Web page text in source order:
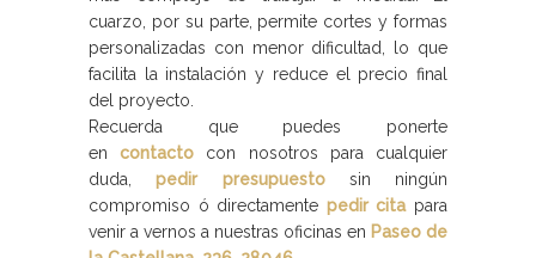
cuarzo, por su parte, permite cortes y formas
personalizadas con menor dificultad, lo que
facilita la instalación y reduce el precio final
del proyecto.
Recuerda que puedes ponerte
encontacto
con nosotros para cualquier
duda,pedir presupuestosin ningún
compromiso ó directamente pedir citapara
venir a vernos a nuestras oficinas en Paseo de